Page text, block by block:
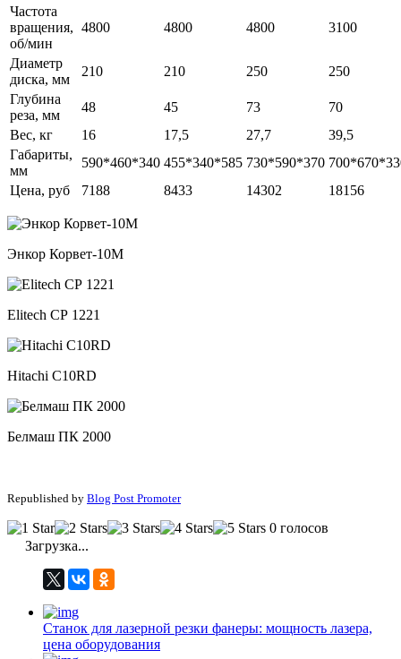
Частота
вращения,
об/мин
4800 4800 4800 3100
Диаметр
диска, мм
210 210 250
250
Глубина
реза, мм
48 45 73
70
Вес, кг
16 17,5 27,7
39,5
Габариты,
мм
590*460*340 455*340*585 730*590*370
Цена, руб
7188 8433 14302 18156
Энкор Корвет-10М
Elitech СР 1221
Hitachi C10RD
Белмаш ПК 2000
Republished by Blog Post Promoter
0 голосов
Загрузка...
Станок для лазерной резки фанеры: мощность лазера,
цена оборудования